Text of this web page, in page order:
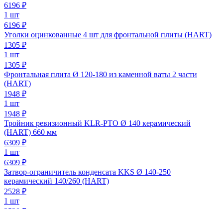
6196 ₽
1 шт
6196 ₽
Уголки оцинкованные 4 шт для фронтальной плиты (HART)
1305 ₽
1 шт
1305 ₽
Фронтальная плита Ø 120-180 из каменной ваты 2 части
(HART)
1948 ₽
1 шт
1948 ₽
Тройник ревизионный KLR-PTO Ø 140 керамический
(HART) 660 мм
6309 ₽
1 шт
6309 ₽
Затвор-ограничитель конденсата KKS Ø 140-250
керамический 140/260 (HART)
2528 ₽
1 шт